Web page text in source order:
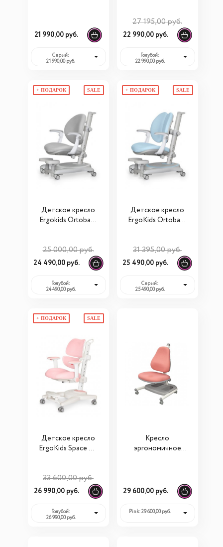
21 990,00 руб.
Серый:
21 990,00 руб.
27 195,00 руб.
22 990,00 руб.
Голубой:
22 990,00 руб.
SALE
+ ПОДАРОК
Детское кресло
Ergokids Ortoback
25 000,00 руб.
24 490,00 руб.
Голубой:
24 490,00 руб.
SALE
+ ПОДАРОК
Детское кресло
ErgoKids Ortoback
31 395,00 руб.
25 490,00 руб.
Серый:
25 490,00 руб.
SALE
+ ПОДАРОК
Детское кресло
ErgoKids Space Air
33 600,00 руб.
26 990,00 руб.
Голубой:
26 990,00 руб.
Кресло
эргономичное
29 600,00 руб.
Pink: 29 600,00 руб.